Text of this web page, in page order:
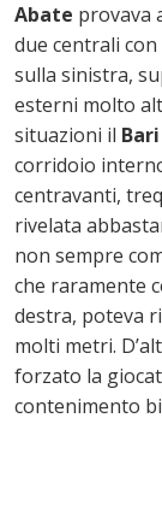
Abate provava
due centrali
sulla sinistra,
esterni molto
situazioni il Bari
corridoio
centravanti,
rivelata
non sempre
che raramente
destra, poteva
molti metri.
forzato la
contenimento